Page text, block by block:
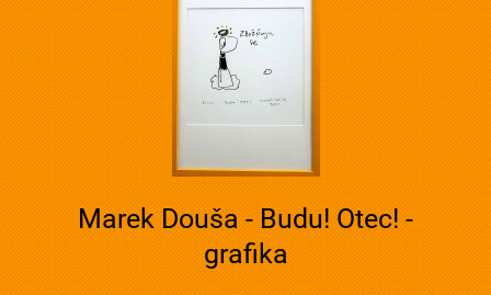
Marek Douša - Budu! Otec! -
grafika